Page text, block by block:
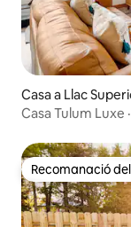
Casa a Llac
Casa Tulum Luxe
Recomanació
Recomanació